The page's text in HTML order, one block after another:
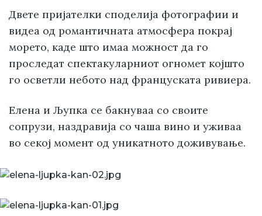
Двете пријателки споделија фотографии и
видеа од романтичната атмосфера покрај
морето, каде што имаа можност да го
проследат спектакуларниот огномет којшто
го осветли небото над француската ривиера.
Елена и Љупка се бакнуваа со своите
сопрузи, наздравија со чаша вино и уживаа
во секој момент од уникатното доживување.